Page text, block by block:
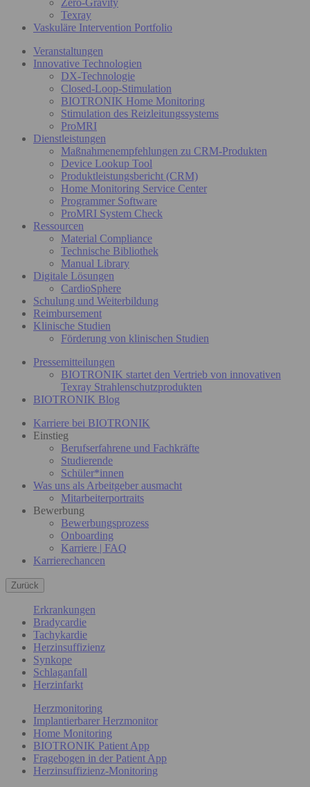
Texray
Vaskuläre Intervention Portfolio
Veranstaltungen
Innovative Technologien
DX-Technologie
Closed-Loop-Stimulation
BIOTRONIK Home Monitoring
Stimulation des Reizleitungssystems
ProMRI
Dienstleistungen
Maßnahmenempfehlungen zu CRM-Produkten
Device Lookup Tool
Produktleistungsbericht (CRM)
Home Monitoring Service Center
Programmer Software
ProMRI System Check
Ressourcen
Material Compliance
Technische Bibliothek
Manual Library
Digitale Lösungen
CardioSphere
Schulung und Weiterbildung
Reimbursement
Klinische Studien
Förderung von klinischen Studien
Pressemitteilungen
BIOTRONIK startet den Vertrieb von innovativen
Texray Strahlenschutzprodukten
BIOTRONIK Blog
Karriere bei BIOTRONIK
Einstieg
Berufserfahrene und Fachkräfte
Studierende
Schüler*innen
Was uns als Arbeitgeber ausmacht
Mitarbeiterportraits
Bewerbung
Bewerbungsprozess
Onboarding
Karriere | FAQ
Karrierechancen
Zurück
Erkrankungen
Bradycardie
Tachykardie
Herzinsuffizienz
Synkope
Schlaganfall
Herzinfarkt
Herzmonitoring
Implantierbarer Herzmonitor
Home Monitoring
BIOTRONIK Patient App
Fragebogen in der Patient App
Herzinsuffizienz-Monitoring